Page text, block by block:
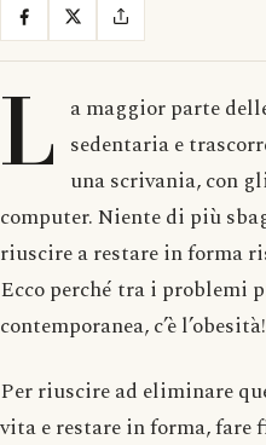
L a maggior parte
sedentaria e
una scrivania, con
computer. Niente di più
riuscire a restare in forma
Ecco perché tra i problemi
contemporanea, c’è l’obesità!
Per riuscire ad eliminare
vita e restare in forma, fare